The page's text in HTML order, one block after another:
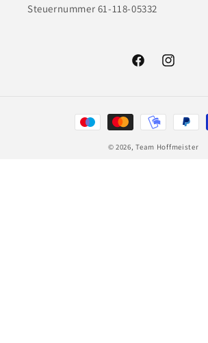
Steuernummer 61-118-05332
FacebookInstagram
Zahlungsmethoden
© 2026,Team Hoffmeister